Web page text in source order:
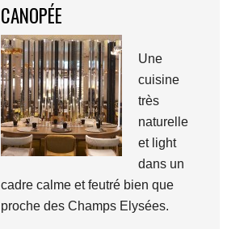
CANOPÉE
Une
cuisine
très
naturelle
et light
dans un
cadre calme et feutré bien que
proche des Champs Elysées.